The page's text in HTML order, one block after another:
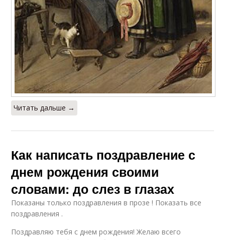
Читать дальше →
Как написать поздравление с
днем рождения своими
словами: до слез в глазах
Показаны только поздравления в прозе ! Показать все
поздравления .
Поздравляю тебя с днем рождения! Желаю всего